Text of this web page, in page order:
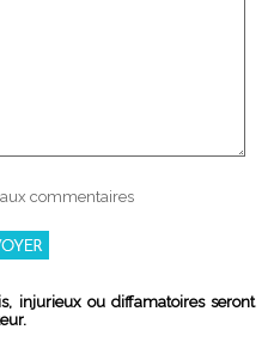
commentaires
injurieux ou diffamatoires seront